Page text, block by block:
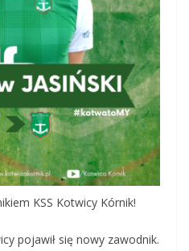
KSS Kotwicy Kórnik!
pojawił się nowy zawodnik.